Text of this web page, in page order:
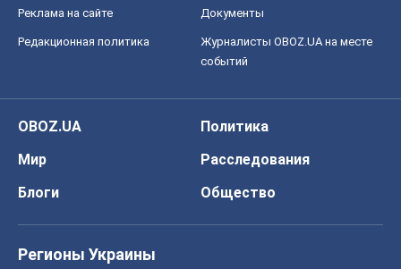
Реклама на сайте Документы
Редакционная политика
Журналисты OBOZ.UA на месте
событий
OBOZ.UA
Политика
Мир
Расследования
Блоги
Общество
Регионы Украины